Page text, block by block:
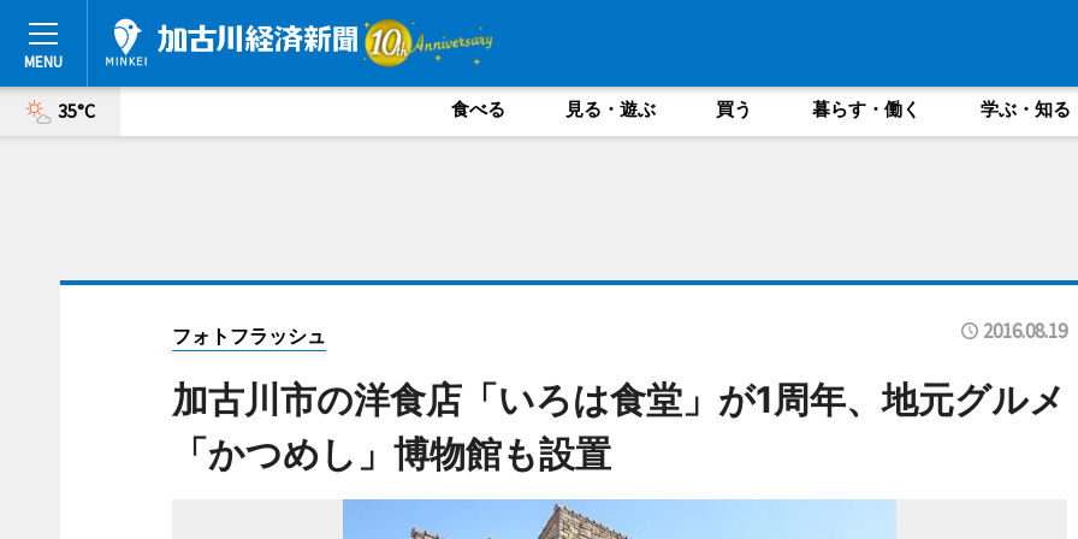
35°C 食べる 見る・遊ぶ 買う 暮らす・働く 学ぶ・知る
フォトフラッシュ 2016.08.19
加古川市の洋食店「いろは食堂」が1周年、地元グルメ
「かつめし」博物館も設置